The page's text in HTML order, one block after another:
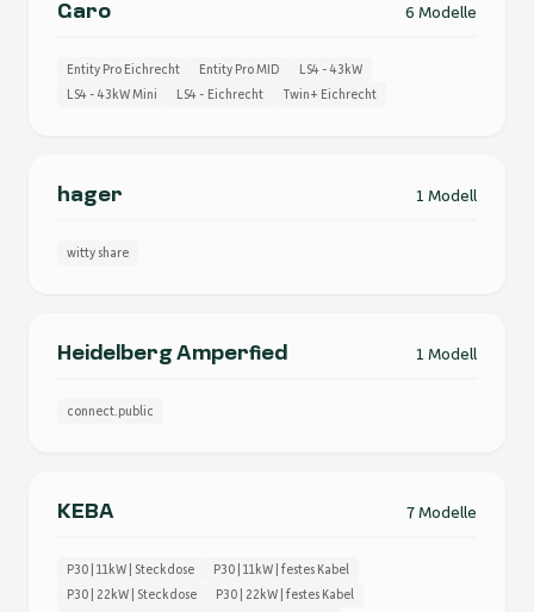
Garo 6 Modelle
Entity Pro Eichrecht Entity Pro MID
LS4 - 43kW
LS4 - 43kW Mini
LS4 - Eichrecht Twin+ Eichrecht
hager 1 Modell
witty share
Heidelberg Amperfied 1 Modell
connect.public
KEBA 7 Modelle
P30 | 11kW | Steckdose
P30 | 11kW | festes Kabel
P30 | 22kW | Steckdose
P30 | 22kW | festes Kabel